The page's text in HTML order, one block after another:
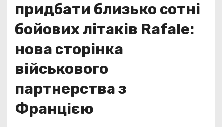
придбати близько сотні
бойових літаків Rafale:
нова сторінка
військового
партнерства з
Францією